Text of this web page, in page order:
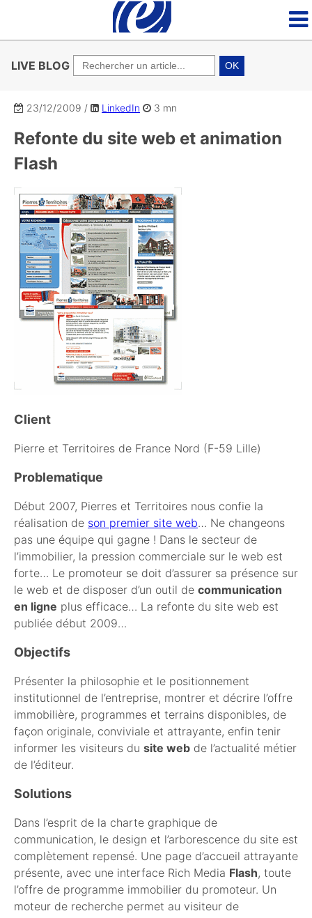
LIVE BLOG OK
23/12/2009 / LinkedIn 3 mn
Refonte du site web et animation
Flash
Client
Pierre et Territoires de France Nord (F-59 Lille)
Problematique
Début 2007, Pierres et Territoires nous confie la
réalisation de son premier site web… Ne changeons
pas une équipe qui gagne ! Dans le secteur de
l’immobilier, la pression commerciale sur le web est
forte… Le promoteur se doit d’assurer sa présence sur
le web et de disposer d’un outil de communication
en ligne plus efficace… La refonte du site web est
publiée début 2009…
Objectifs
Présenter la philosophie et le positionnement
institutionnel de l’entreprise, montrer et décrire l’offre
immobilière, programmes et terrains disponibles, de
façon originale, conviviale et attrayante, enfin tenir
informer les visiteurs du site web de l’actualité métier
de l’éditeur.
Solutions
Dans l’esprit de la charte graphique de
communication, le design et l’arborescence du site est
complètement repensé. Une page d’accueil attrayante
présente, avec une interface Rich Media Flash, toute
l’offre de programme immobilier du promoteur. Un
moteur de recherche permet au visiteur de